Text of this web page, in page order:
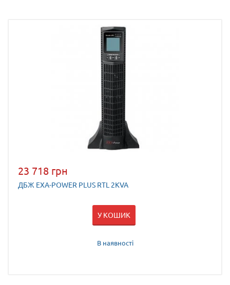
23 718 грн
ДБЖ EXA-POWER PLUS RTL 2KVA
У КОШИК
В наявності